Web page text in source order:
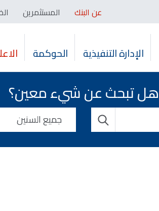
عن البنك المستثمرين
الإدارة التنفيذية الحوكمة
هل تبحث عن شيء معين؟
جميع السنين